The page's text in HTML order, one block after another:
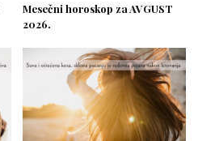
Mesečni horoskop za AVGUST
2026.